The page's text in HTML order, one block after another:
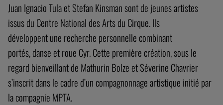
Juan Ignacio Tula et Stefan Kinsman sont de jeunes artistes
issus du Centre National des Arts du Cirque. Ils
développent une recherche personnelle combinant
portés, danse et roue Cyr. Cette première création, sous le
regard bienveillant de Mathurin Bolze et Séverine Chavrier
s’inscrit dans le cadre d’un compagnonnage artistique initié par
la compagnie MPTA.